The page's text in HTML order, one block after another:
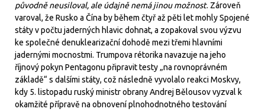
původně neusiloval, ale údajně nemá jinou možnost. Zároveň
varoval, že Rusko a Čína by během čtyř až pěti let mohly Spojené
státy v počtu jaderných hlavic dohnat, a zopakoval svou výzvu
ke společné denuklearizační dohodě mezi třemi hlavními
jadernými mocnostmi. Trumpova rétorika navazuje na jeho
říjnový pokyn Pentagonu připravit testy „na rovnoprávném
základě“ s dalšími státy, což následně vyvolalo reakci Moskvy,
kdy 5. listopadu ruský ministr obrany Andrej Bělousov vyzval k
okamžité přípravě na obnovení plnohodnotného testování